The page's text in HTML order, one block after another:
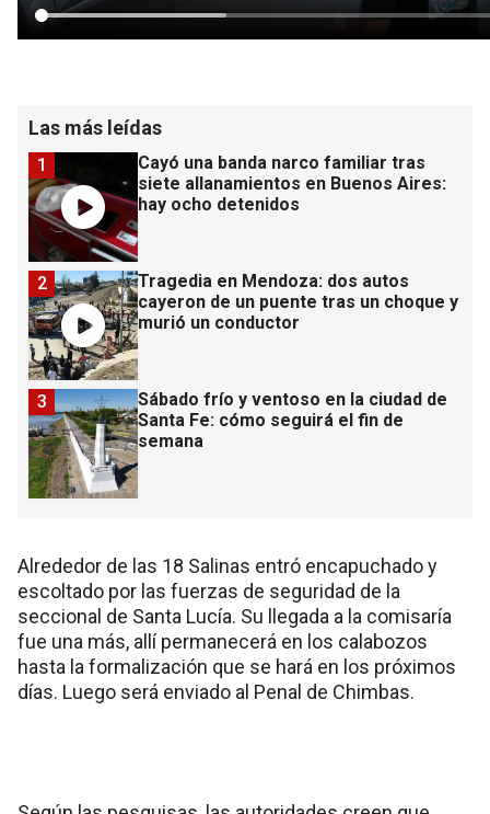
Las más leídas
Cayó una banda narco familiar tras
siete allanamientos en Buenos Aires:
hay ocho detenidos
1
Tragedia en Mendoza: dos autos
cayeron de un puente tras un choque y
murió un conductor
2
Sábado frío y ventoso en la ciudad de
Santa Fe: cómo seguirá el fin de
semana
3
Alrededor de las 18 Salinas entró encapuchado y
escoltado por las fuerzas de seguridad de la
seccional de Santa Lucía. Su llegada a la comisaría
fue una más, allí permanecerá en los calabozos
hasta la formalización que se hará en los próximos
días. Luego será enviado al Penal de Chimbas.